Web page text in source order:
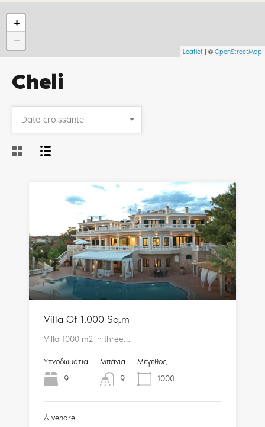
+
−
Leaflet | © OpenStreetMap
Cheli
Date croissante
Villa Of 1.000 Sq.m
Villa 1000 m2 in three…
Υπνοδωμάτια
9
Μπάνια
9
Μέγεθος
1000
À vendre